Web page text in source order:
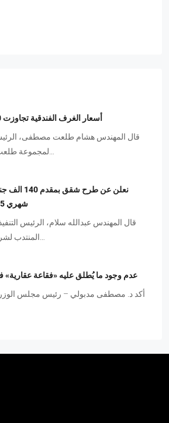
أسعار الغرف الفندقية تجاوزت 1000 دولار
قال المهندس هشام طلعت مصطفى،
نعلن عن طرح
شهري 5 آلاف جنيه
قال المهندس عبدالله سلام، الرئيس
عدم وجود ما يُطلق عليه «فقاعة
أكد د. مصطفى مدبولي – رئيس مجلس